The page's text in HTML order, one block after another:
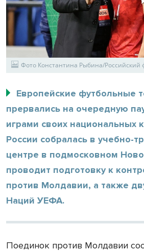
Фото Константина Рыбина/Российский
Европейские футбольные
прервались на очередную
играми своих национальных
России собралась в учебно-
центре в подмосковном
проводит подготовку к
против Молдавии, а также
Наций УЕФА.
Поединок против Молдавии